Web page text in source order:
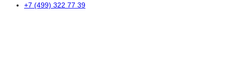
+7 (499) 322 77 39